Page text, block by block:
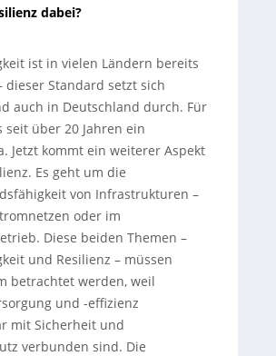
dabei?
ist in vielen Ländern bereits
dieser Standard setzt sich
auch in Deutschland durch. Für
seit über 20 Jahren ein
Jetzt kommt ein weiterer Aspekt
Es geht um die
von Infrastrukturen –
oder im
Diese beiden Themen –
und Resilienz – müssen
betrachtet werden, weil
und -effizienz
mit Sicherheit und
verbunden sind. Die